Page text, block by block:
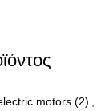
motors (2) ,